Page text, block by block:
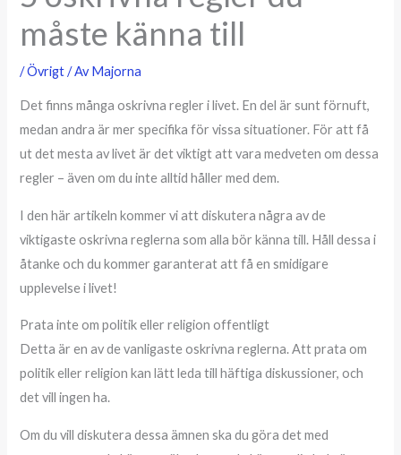
måste känna till
/Övrigt/ AvMajorna
Det finns många oskrivna regler i livet. En del är sunt förnuft,
medan andra är mer specifika för vissa situationer. För att få
ut det mesta av livet är det viktigt att vara medveten om dessa
regler – även om du inte alltid håller med dem.
I den här artikeln kommer vi att diskutera några av de
viktigaste oskrivna reglerna som alla bör känna till. Håll dessa i
åtanke och du kommer garanterat att få en smidigare
upplevelse i livet!
Prata inte om politik eller religion offentligt
Detta är en av de vanligaste oskrivna reglerna. Att prata om
politik eller religion kan lätt leda till häftiga diskussioner, och
det vill ingen ha.
Om du vill diskutera dessa ämnen ska du göra det med